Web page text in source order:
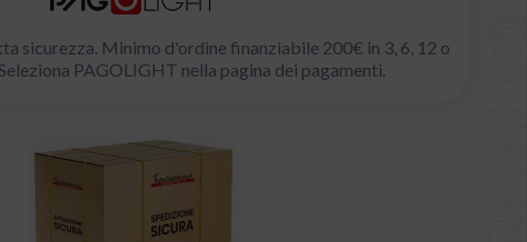
sicurezza. Minimo d'ordine finanziabile 200€ in 3, 6, 12 o
PAGOLIGHT nella pagina dei pagamenti.